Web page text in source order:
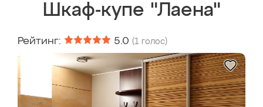
Шкаф-купе "Лаена"
Рейтинг: 5.0 (1 голос)